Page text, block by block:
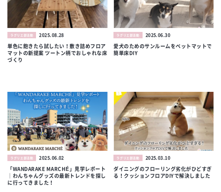
ラグリエ部活動 2025.08.28
単色に飽きたら試したい！敷き詰めフロア
マットの新提案 ツートン柄でおしゃれな床
づくり
ラグリエ部活動 2025.06.30
愛犬のためのサンルームをペットマットで
簡単床DIY
ラグリエ部活動 2025.06.02
「WANDARAKE MARCHÉ」見学レポート
｜わんちゃんグッズの最新トレンドを探し
に行ってきました！
ラグリエ部活動 2025.03.10
ダイニングのフローリング劣化がひどすぎ
る！クッションフロアDIYで解決しました